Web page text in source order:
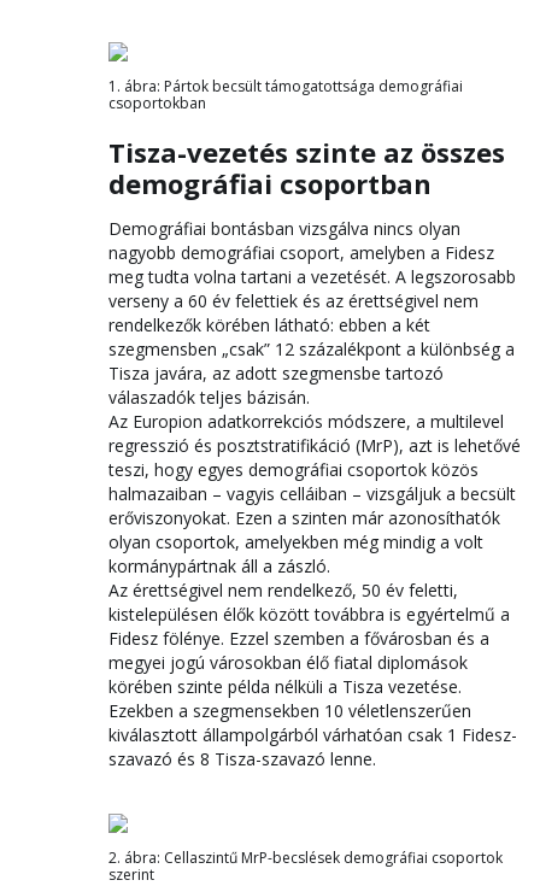
1. ábra: Pártok becsült támogatottsága demográfiai
csoportokban
Tisza-vezetés szinte az összes
demográfiai csoportban
Demográfiai bontásban vizsgálva nincs olyan
nagyobb demográfiai csoport, amelyben a Fidesz
meg tudta volna tartani a vezetését. A legszorosabb
verseny a 60 év felettiek és az érettségivel nem
rendelkezők körében látható: ebben a két
szegmensben „csak” 12 százalékpont a különbség a
Tisza javára, az adott szegmensbe tartozó
válaszadók teljes bázisán.
Az Europion adatkorrekciós módszere, a multilevel
regresszió és posztstratifikáció (MrP), azt is lehetővé
teszi, hogy egyes demográfiai csoportok közös
halmazaiban – vagyis celláiban – vizsgáljuk a becsült
erőviszonyokat. Ezen a szinten már azonosíthatók
olyan csoportok, amelyekben még mindig a volt
kormánypártnak áll a zászló.
Az érettségivel nem rendelkező, 50 év feletti,
kistelepülésen élők között továbbra is egyértelmű a
Fidesz fölénye. Ezzel szemben a fővárosban és a
megyei jogú városokban élő fiatal diplomások
körében szinte példa nélküli a Tisza vezetése.
Ezekben a szegmensekben 10 véletlenszerűen
kiválasztott állampolgárból várhatóan csak 1 Fidesz-
szavazó és 8 Tisza-szavazó lenne.
2. ábra: Cellaszintű MrP-becslések demográfiai csoportok
szerint